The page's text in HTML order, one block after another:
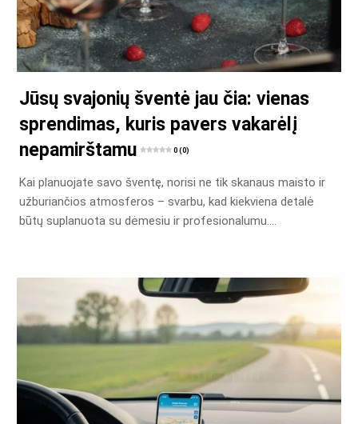
Jūsų svajonių šventė jau čia: vienas
sprendimas, kuris pavers vakarėlį
nepamirštamu
0 (0)
Kai planuojate savo šventę, norisi ne tik skanaus maisto ir
užburiančios atmosferos – svarbu, kad kiekviena detalė
būtų suplanuota su dėmesiu ir profesionalumu….